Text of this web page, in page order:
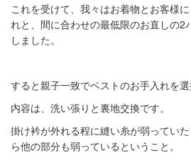
これを受けて、我々はお着物とお客様
れと、間に合わせの最低限のお直しの2
しました。
すると親子一致でベストのお手入れを選
内容は、洗い張りと裏地交換です。
掛け衿が外れる程に縫い糸が弱ってい
ら他の部分も弱っているということ。